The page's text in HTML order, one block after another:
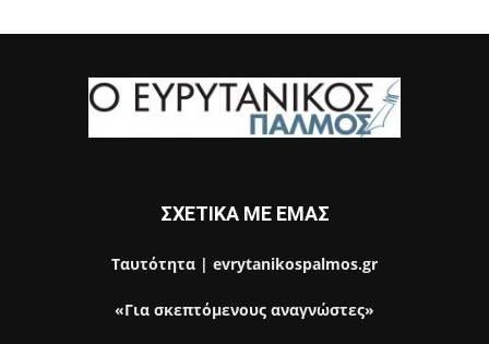
ΣΧΕΤΙΚΑ ΜΕ ΕΜΑΣ
Ταυτότητα | evrytanikospalmos.gr
«Για σκεπτόμενους αναγνώστες»